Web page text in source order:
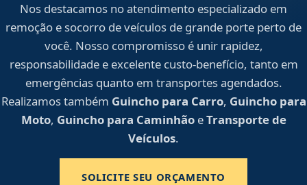
Nos destacamos no atendimento especializado em
remoção e socorro de veículos de grande porte perto de
você. Nosso compromisso é unir rapidez,
responsabilidade e excelente custo-benefício, tanto em
emergências quanto em transportes agendados.
Realizamos também Guincho para Carro, Guincho para
Moto, Guincho para CaminhãoeTransporte de
Veículos.
SOLICITE SEU ORÇAMENTO